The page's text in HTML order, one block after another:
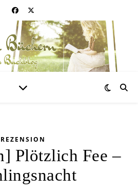
REZENSION
Plötzlich Fee –